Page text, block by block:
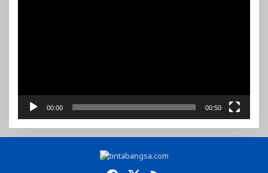
00:00 00:50